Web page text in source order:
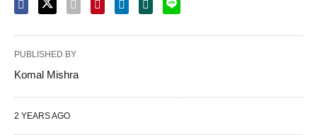
PUBLISHED BY
Komal Mishra
2 YEARS AGO